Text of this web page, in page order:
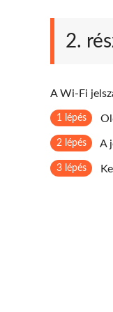
2.
A Wi-Fi
1 lépés
2 lépés A
3 lépés